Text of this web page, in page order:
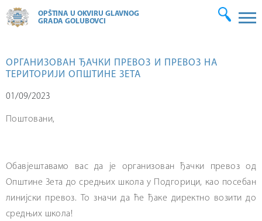
OPŠTINA U OKVIRU GLAVNOG
GRADA GOLUBOVCI
ОРГАНИЗОВАН ЂАЧКИ ПРЕВОЗ И ПРЕВОЗ НА
ТЕРИТОРИЈИ ОПШТИНЕ ЗЕТА
01/09/2023
Поштовани,
Обавјештавамо вас да је организован ђачки превоз од
Општине Зета до средњих школа у Подгорици, као посебан
линијски превоз. То значи да ће ђаке директно возити до
средњих школа!